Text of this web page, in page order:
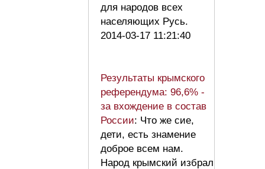
для народов всех
населяющих Русь.
2014-03-17 11:21:40
Результаты крымского
референдума: 96,6% -
за вхождение в состав
России: Что же сие,
дети, есть знамение
доброе всем нам.
Народ крымский избрал